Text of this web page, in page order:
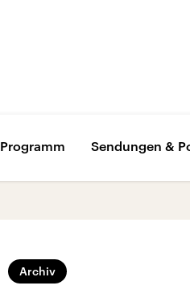
Programm Sendungen &
Archiv